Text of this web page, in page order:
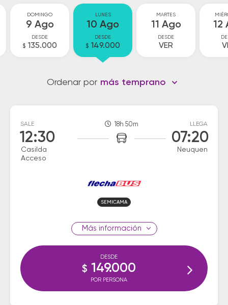
DOMINGO
9 Ago
DESDE
$ 135.000
LUNES
10 Ago
DESDE
$ 149.000
MARTES
11 Ago
DESDE
VER
12
Ordenar por más temprano
SALE
12:30
Casilda
Acceso
18h 50m LLEGA
07:20
Neuquen
SEMICAMA
información
DESDE
$ 149.000
POR PERSONA